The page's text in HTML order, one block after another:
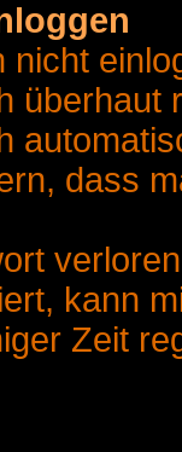
nicht
überhaut
dass
kann
Zeit